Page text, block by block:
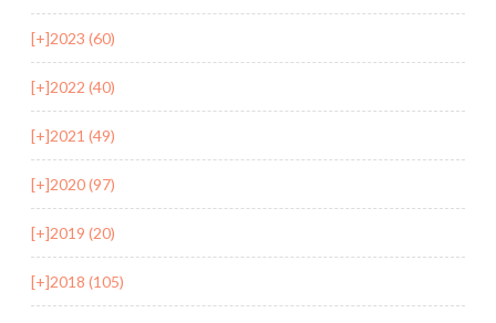
[+]2023 (60)
[+]2022 (40)
[+]2021 (49)
[+]2020 (97)
[+]2019 (20)
[+]2018 (105)